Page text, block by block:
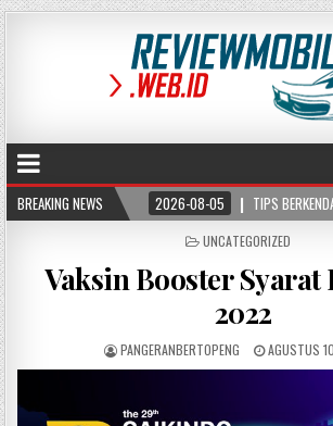
BREAKING NEWS
2026-08-05 TIPS BERKENDARA AMAN DI JALAN
POSTED
UNCATEGORIZED
Vaksin Booster Syarat
2022
PANGERANBERTOPENG AGUSTUS